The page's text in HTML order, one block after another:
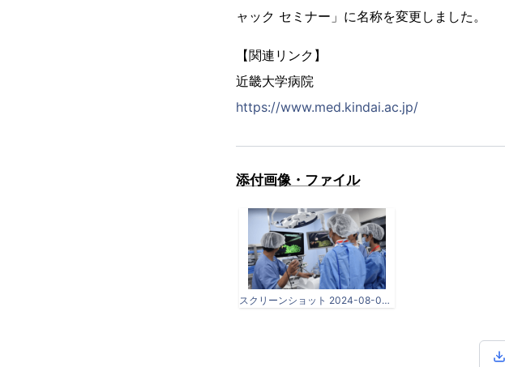
ャック セミナー」に名称を変更しました。
【関連リンク】
近畿大学病院
https://www.med.kindai.ac.jp/
添付画像・ファイル
スクリーンショット 2024-08-05 133401.png